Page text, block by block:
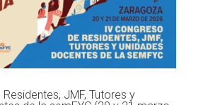
JMF, Tutores y